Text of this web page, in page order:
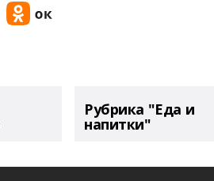
Рубрика "Еда и
напитки"